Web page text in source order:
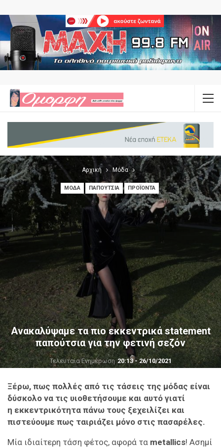
Αρχική Μόδα
ΜΌΔΑ ΠΑΠΟΎΤΣΙΑ ΠΡΟΪΌΝΤΑ
Ανακαλύψαμε τα πιο εκκεντρικά statement
παπούτσια για την φετινή σεζόν
Τελευταία Ενημέρωση 20:13 - 26/10/2021
Ξέρω, πως πολλές από τις τάσεις της μόδας είναι
δύσκολο να τις υιοθετήσουμε και αυτό γιατί
η εκκεντρικότητα πάνω τους ξεχειλίζει και
πιστεύουμε πως ταιριάζει μόνο στις πασαρέλες.
Μία ιδιαίτερη τάση φέτος, αφορά τα metallics! Ασημί